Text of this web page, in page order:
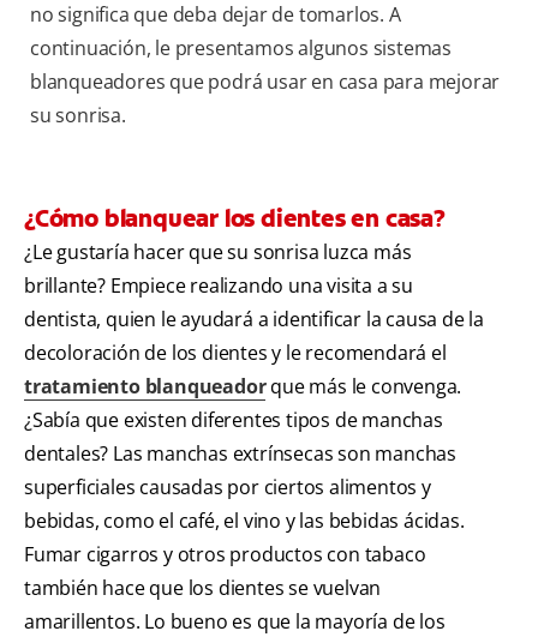
no significa que deba dejar de tomarlos. A
continuación, le presentamos algunos sistemas
blanqueadores que podrá usar en casa para mejorar
su sonrisa.
¿ Cómo blanquear los dientes en casa?
¿Le gustaría hacer que su sonrisa luzca más
brillante? Empiece realizando una visita a su
dentista, quien le ayudará a identificar la causa de la
decoloración de los dientes y le recomendará el
tratamiento blanqueadorque más le convenga.
¿Sabía que existen diferentes tipos de manchas
dentales? Las manchas extrínsecas son manchas
superficiales causadas por ciertos alimentos y
bebidas, como el café, el vino y las bebidas ácidas.
Fumar cigarros y otros productos con tabaco
también hace que los dientes se vuelvan
amarillentos. Lo bueno es que la mayoría de los